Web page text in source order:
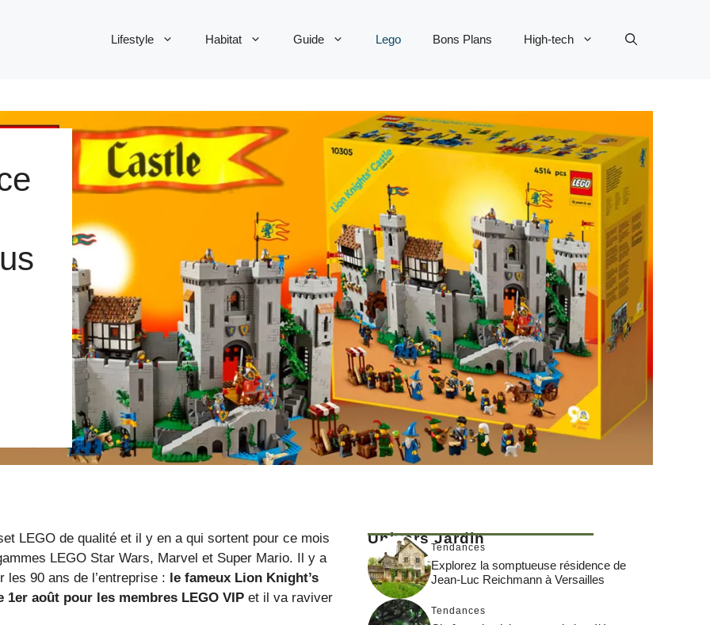
Lifestyle Habitat Guide Lego Bons Plans High-tech
LEGO de qualité et il y en a qui sortent pour ce mois
LEGO Star Wars, Marvel et Super Mario. Il y a
90 ans de l’entreprise : le fameux Lion Knight’s
1er août pour les membres LEGO VIP et il va raviver
Univers Jardin
Tendances
Explorez la somptueuse résidence de
Jean-Luc Reichmann à Versailles
Tendances